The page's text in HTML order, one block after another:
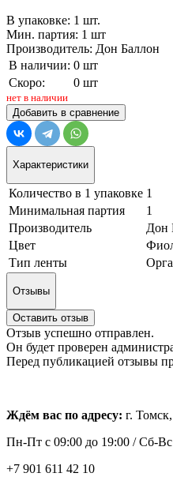
В упаковке: 1 шт.
Мин. партия: 1 шт
Производитель: Дон Баллон
В наличии: 0 шт
Скоро:
0 шт
нет в наличии
Добавить в сравнение
Характеристики
Количество в 1 упаковке 1
Минимальная партия
1
Производитель
Дон
Цвет
Тип ленты
Отзывы
Оставить отзыв
Отзыв успешно отправлен.
Он будет проверен
Перед публикацией отзывы
Ждём вас по адресу: г.
Пн-Пт с 09:00 до 19:00 /Сб-Вс
+7 901 611 42 10